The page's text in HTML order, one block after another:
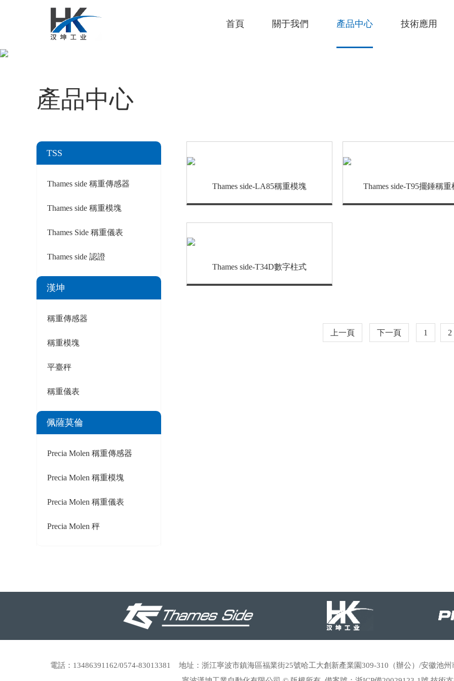
首頁 關于我們 產品中心 技術應用
產品中心
TSS
Thames side 稱重傳感器
Thames side 稱重模塊
Thames Side 稱重儀表
Thames side 認證
漢坤
稱重傳感器
稱重模塊
平臺秤
稱重儀表
佩薩莫倫
Precia Molen 稱重傳感器
Precia Molen 稱重模塊
Precia Molen 稱重儀表
Precia Molen 秤
Thames side-LA85稱重模塊 Thames side-T95擺錘稱
Thames side-T34D數字柱式
上一頁 下一頁 1 2
電話：13486391162/0574-83013381 地址：浙江寧波市鎮海區福業街25號哈工大創新產業園309-310（辦公）/安徽池